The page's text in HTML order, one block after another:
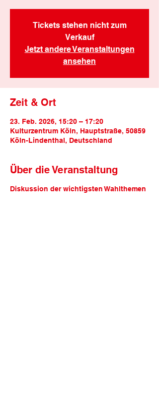
Tickets stehen nicht zum
Verkauf
Jetzt andere Veranstaltungen
ansehen
Zeit & Ort
23. Feb. 2026, 15:20 – 17:20
Kulturzentrum Köln, Hauptstraße, 50859
Köln-Lindenthal, Deutschland
Über die Veranstaltung
Diskussion der wichtigsten Wahlthemen